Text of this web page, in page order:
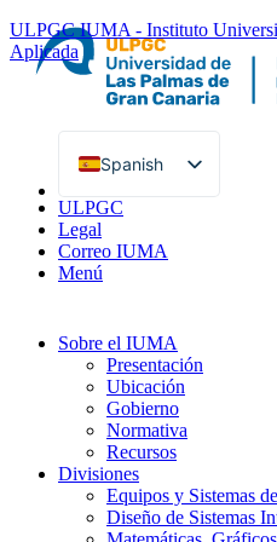
ULPGC IUMA - Instituto
Aplicada
Spanish
English
ULPGC
Legal
Correo IUMA
Menú
Sobre el IUMA
Presentación
Ubicación
Gobierno
Normativa
Recursos
Divisiones
Equipos y Sistemas
Diseño de Sistemas